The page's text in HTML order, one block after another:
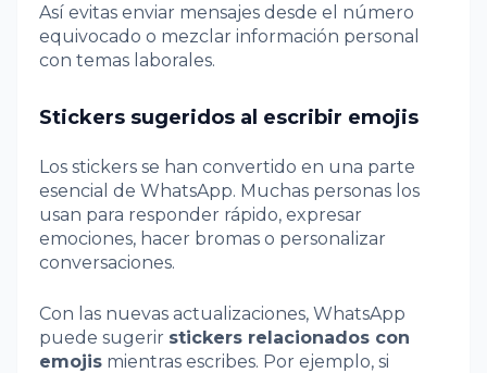
Así evitas enviar mensajes desde el número
equivocado o mezclar información personal
con temas laborales.
Stickers sugeridos al escribir emojis
Los stickers se han convertido en una parte
esencial de WhatsApp. Muchas personas los
usan para responder rápido, expresar
emociones, hacer bromas o personalizar
conversaciones.
Con las nuevas actualizaciones, WhatsApp
puede sugerir stickers relacionados con
emojis mientras escribes. Por ejemplo, si